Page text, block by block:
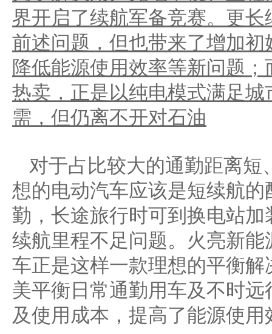
界开启了续航军备竞赛。更
前述问题，但也带来了增加
降低能源使用效率等新问题
热卖，正是以纯电模式满足
需，但仍离不开对石油
对于占比较大的通勤距离
想的电动汽车应该是短续航
勤，长途旅行时可到换电站
续航里程不足问题。火亮新
车正是这样一款理想的平衡
美平衡日常通勤用车及不时
及使用成本，提高了能源使用